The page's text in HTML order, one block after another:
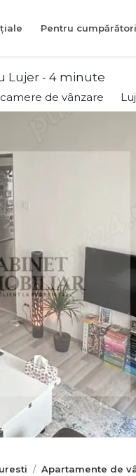
Pentru cumpărători
Lujer - 4 minute
de vânzare
Apartamente de